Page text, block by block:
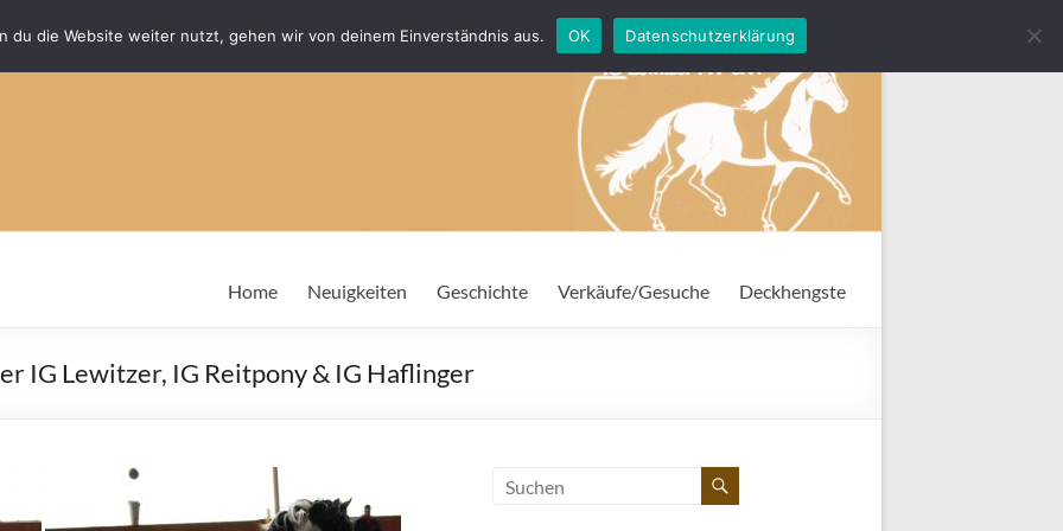
Home Neuigkeiten Geschichte Verkäufe/Gesuche Deckhengste
IG Lewitzer, IG Reitpony & IG Haflinger
du die Website weiter nutzt, gehen wir von deinem Einverständnis aus. OK Datenschutzerklärung